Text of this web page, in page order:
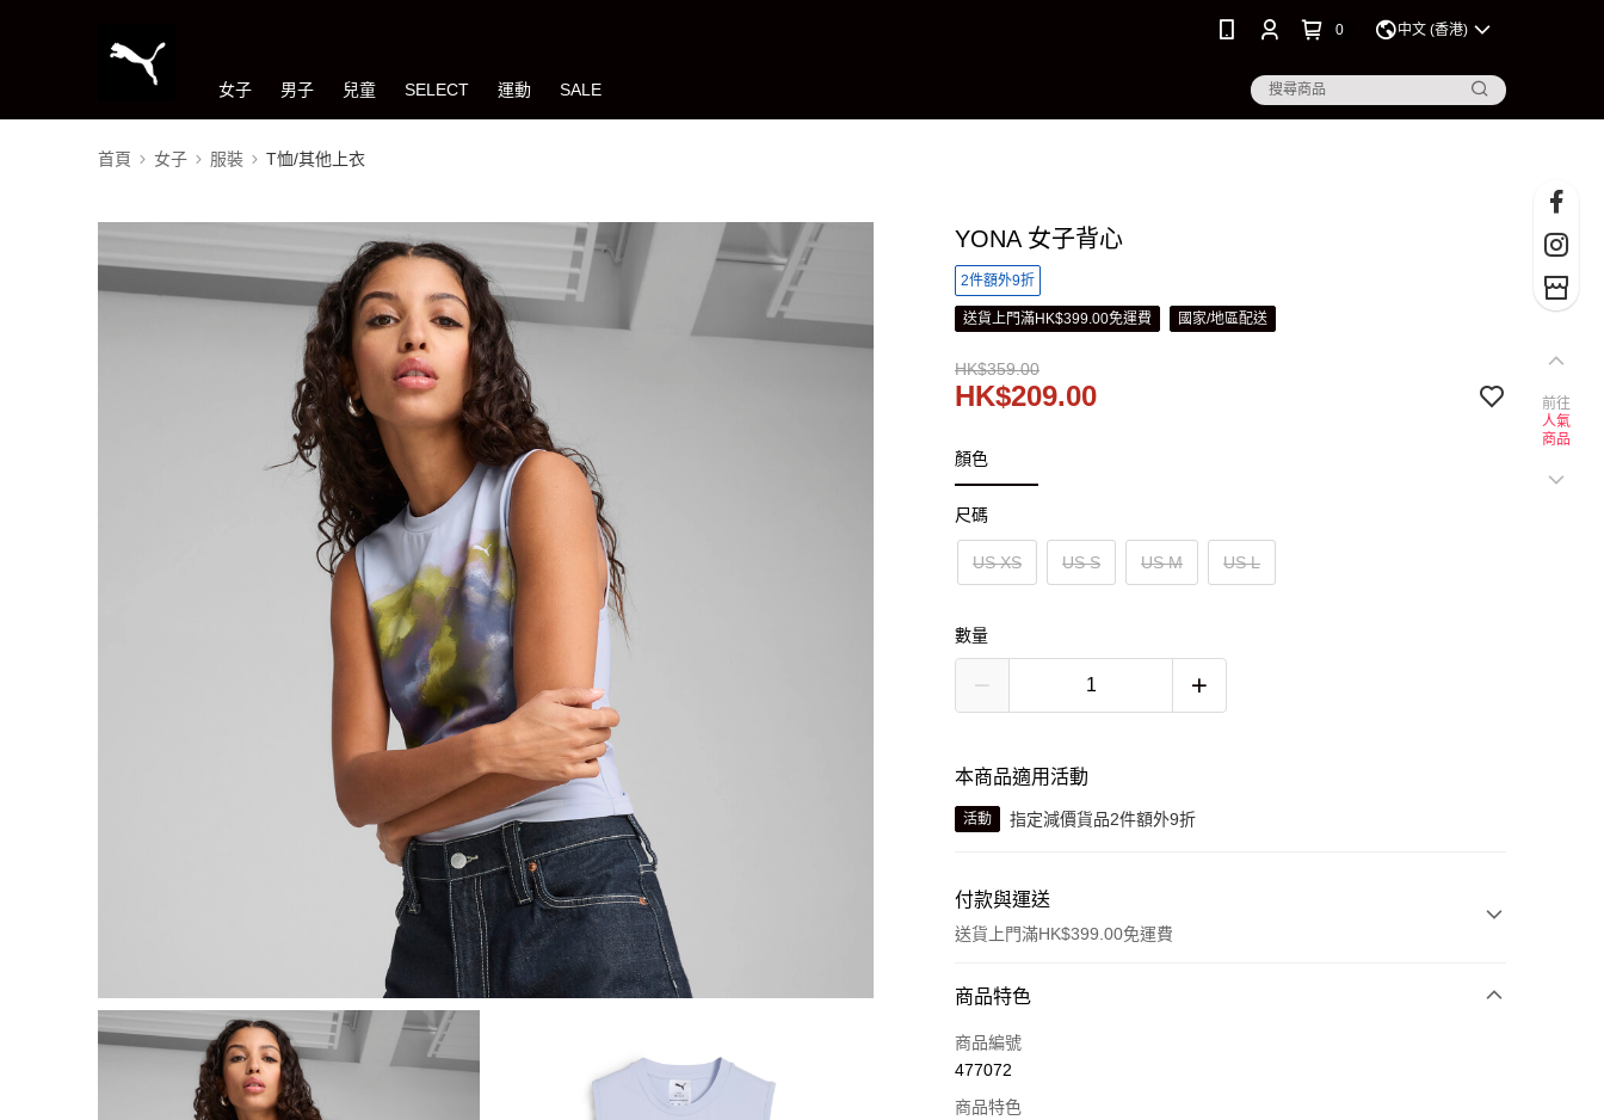
0 中文 (香港)
女子 男子 兒童 SELECT 運動 SALE
首頁 女子 服裝 T恤/其他上衣
YONA 女子背心
2件額外9折
送貨上門滿HK$399.00免運費 國家/地區配送
HK$359.00
HK$209.00
顏色
尺碼
US XS US S US M US L
數量
本商品適用活動
活動 指定減價貨品2件額外9折
付款與運送
送貨上門滿HK$399.00免運費
付款方式
信用卡
相關說明
商品特色
商品編號
477072
商品特色
前往
人氣
商品